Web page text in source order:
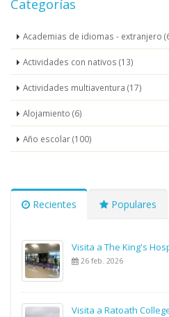
Categorías
Academias de idiomas - extranjero
Actividades con nativos (13)
Actividades multiaventura (17)
Alojamiento (6)
Año escolar (100)
Recientes Populares
Visita a The King's
26 feb. 2026
Visita a Ratoath